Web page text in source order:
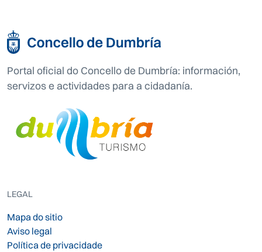
Portal oficial do Concello de Dumbría: información,
servizos e actividades para a cidadanía.
LEGAL
Mapa do sitio
Aviso legal
Política de privacidade